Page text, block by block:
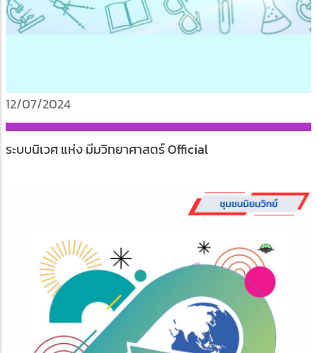
12/07/2024
ระบบนิเวศ แห่ง มีมวิทยาศาสตร์ Official